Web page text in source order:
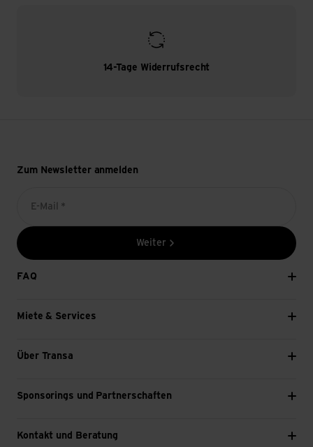
14-Tage Widerrufsrecht
Zum Newsletter anmelden
E-Mail *
Weiter
FAQ
Miete & Services
Über Transa
Sponsorings und Partnerschaften
Kontakt und Beratung